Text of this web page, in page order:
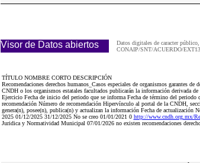
Visor de Datos abiertos
Datos digitales de caracter
CONAIP/SNT/ACUERDO/
TÍTULO NOMBRE CORTO DESCRIPCIÓN
Recomendaciones derechos humanos_Casos especiales de organismos garantes
CNDH o los organismos estatales facultados publicarán la información derivada
Ejercicio Fecha de inicio del periodo que se informa Fecha de término del
recomendación Número de recomendación Hipervínculo al portal de la CNDH,
genera(n), posee(n), publica(n) y actualizan la información Fecha de actualización
2025 01/12/2025 31/12/2025 No se creo 01/01/2021 0 http://www.cndh.org.mx/
Juridica y Normatividad Municipal 07/01/2026 no existen recomendaciones